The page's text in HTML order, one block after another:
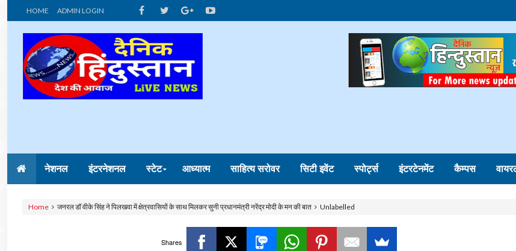
HOME ADMIN LOGIN
नेशनल इंटरनेशनल स्टेट आध्यात्म साहित्य सरोवर सिटी इवेंट स्पोर्ट्स इंटरटेनमेंट कैम्पस
Home Unlabelled
जनरल डॉ वीके सिंह ने पिलखवा में क्षेत्रवासियों के साथ मिलकर सुनी प्रधानमंत्री नरेंद्र मोदी के मन की बात
Shares